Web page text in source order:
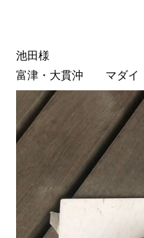
池田様
富津・大貫沖 マダイ